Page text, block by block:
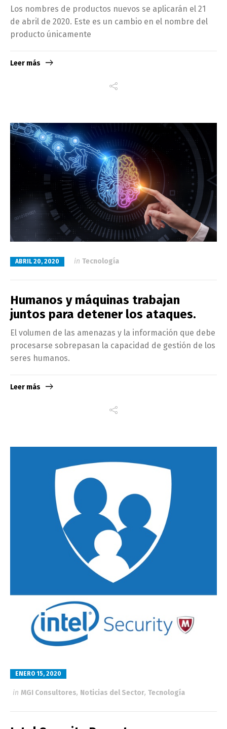
Los nombres de productos nuevos se aplicarán el 21
de abril de 2020. Este es un cambio en el nombre del
producto únicamente
Leer más
ABRIL 20, 2020 in Tecnología
Humanos y máquinas trabajan
juntos para detener los ataques.
El volumen de las amenazas y la información que debe
procesarse sobrepasan la capacidad de gestión de los
seres humanos.
Leer más
ENERO 15, 2020
in MGI Consultores, Noticias del Sector, Tecnología